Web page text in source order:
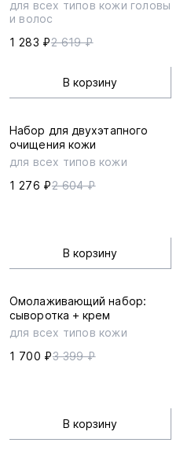
для всех типов кожи головы
и волос
1 283 ₽2 619 ₽
В корзину
Набор для двухэтапного
очищения кожи
для всех типов кожи
1 276 ₽2 604 ₽
В корзину
Омолаживающий набор:
сыворотка + крем
для всех типов кожи
1 700 ₽3 399 ₽
В корзину